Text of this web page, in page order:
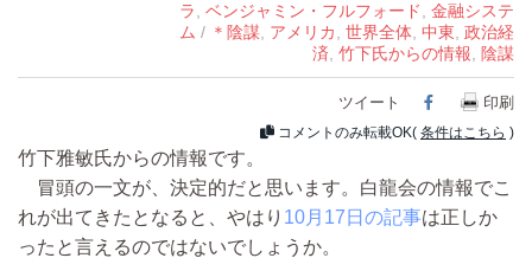
ラ
ベンジャミン・フルフォード
金融システ
ム / ＊陰謀 アメリカ 世界全体 中東 政治経
済 竹下氏からの情報 陰謀
ツイート Facebook
印刷
コメントのみ転載OK( 条件はこちら )
竹下雅敏氏からの情報です。
冒頭の一文が、決定的だと思います。白龍会の情報でこ
れが出てきたとなると、やはり 10月17日の記事は正しか
ったと言えるのではないでしょうか。